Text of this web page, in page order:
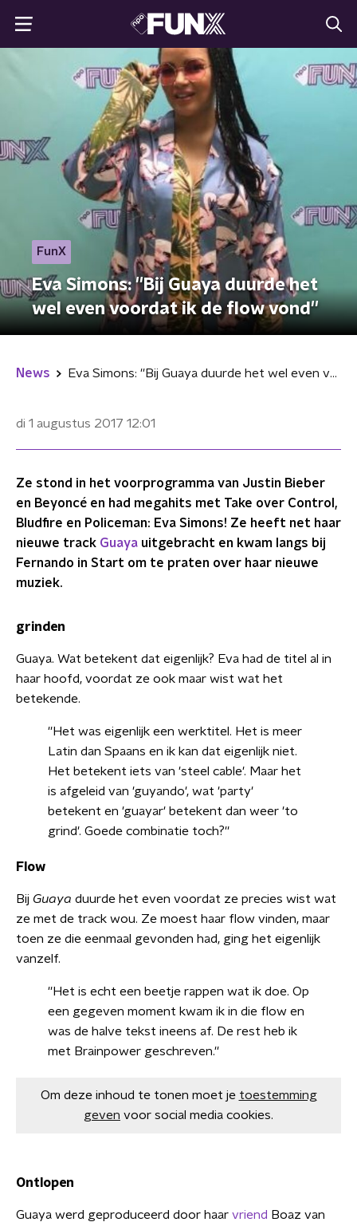
FunX
Eva Simons: ''Bij Guaya duurde het
wel even voordat ik de flow vond''
News Eva Simons: ''Bij Guaya duurde het wel even voordat ik de flow vond''
di 1 augustus 2017 12:01
Ze stond in het voorprogramma van Justin Bieber
en Beyoncé en had megahits met Take over Control,
Bludfire en Policeman: Eva Simons! Ze heeft net haar
nieuwe track Guaya uitgebracht en kwam langs bij
Fernando in Start om te praten over haar nieuwe
muziek.
grinden
Guaya. Wat betekent dat eigenlijk? Eva had de titel al in
haar hoofd, voordat ze ook maar wist wat het
betekende.
''Het was eigenlijk een werktitel. Het is meer
Latin dan Spaans en ik kan dat eigenlijk niet.
Het betekent iets van 'steel cable'. Maar het
is afgeleid van 'guyando', wat 'party'
betekent en 'guayar' betekent dan weer 'to
grind'. Goede combinatie toch?''
Flow
Bij Guaya duurde het even voordat ze precies wist wat
ze met de track wou. Ze moest haar flow vinden, maar
toen ze die eenmaal gevonden had, ging het eigenlijk
vanzelf.
''Het is echt een beetje rappen wat ik doe. Op
een gegeven moment kwam ik in die flow en
was de halve tekst ineens af. De rest heb ik
met Brainpower geschreven.''
Om deze inhoud te tonen moet je toestemming
geven voor social media cookies.
Ontlopen
Guaya werd geproduceerd door haar vriend Boaz van